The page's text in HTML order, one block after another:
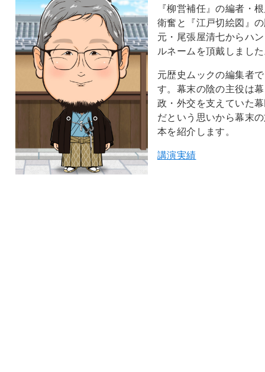
『柳営補任』の編者・
衛奮と『江戸切絵図』
元・尾張屋清七からハ
ルネームを頂戴しまし
元歴史ムックの編集者で
す。幕末の陰の主役は幕
政・外交を支えていた
だという思いから幕末
本を紹介します。
講演実績